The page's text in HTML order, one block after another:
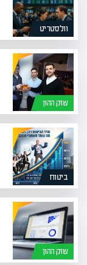
וולסטריט
שוק ההון
ביטוח
שוק ההון